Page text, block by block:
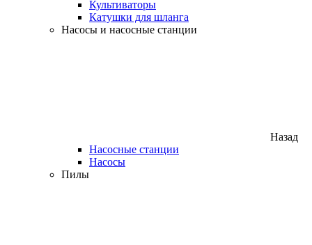
Культиваторы
Катушки для шланга
Насосы и насосные станции
Назад
Насосные станции
Насосы
Пилы